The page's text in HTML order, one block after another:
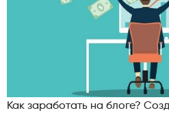
Как заработать на блоге?